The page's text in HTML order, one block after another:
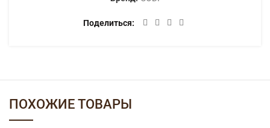
Поделиться
ПОХОЖИЕ ТОВАРЫ